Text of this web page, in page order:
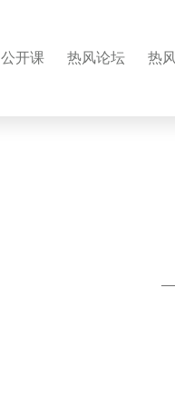
公开课 热风论坛 热